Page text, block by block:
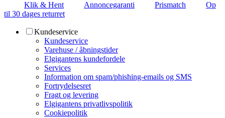
Klik & Hent Annoncegaranti Prismatch
Op
til 30 dages returret
Kundeservice
Kundeservice
Varehuse / åbningstider
Elgigantens kundefordele
Services
Information om spam/phishing-emails og SMS
Fortrydelsesret
Fragt og levering
Elgigantens privatlivspolitik
Cookiepolitik